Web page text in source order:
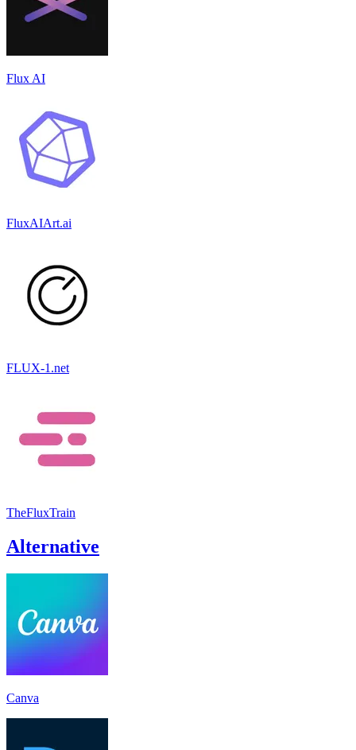
Flux AI
FluxAIArt.ai
FLUX-1.net
TheFluxTrain
Alternative
Canva